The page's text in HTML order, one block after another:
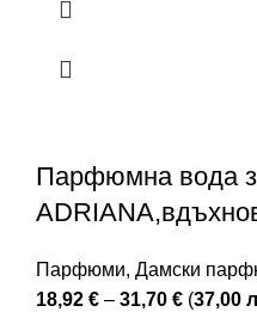
Парфюмна вода
Парфюми, Дамски
18,92 € – 31,70 € (37,00